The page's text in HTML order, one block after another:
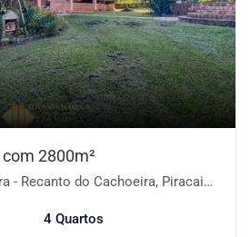
2800m²
Recanto do Cachoeira, Piracaia-SP
4 Quartos